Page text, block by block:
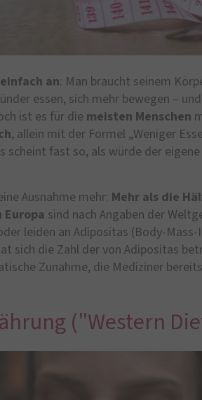
an: Man braucht seinem
essen, sich mehr bewegen –
ist es für die meisten Menschen
, allein mit der Formel „Weniger
scheint fast so, als würde der
Ausnahme mehr: Mehr als die
sind nach Angaben der
leiden an Adipositas (Body-Mass-
sich die Zahl der von Adipositas
Zunahme, die Mediziner
("Western